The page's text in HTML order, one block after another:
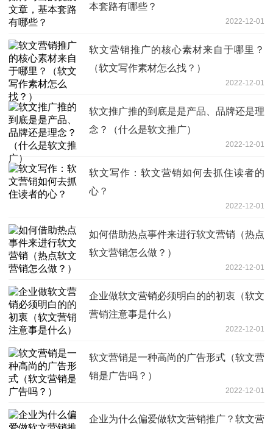
本套路有哪些？
2022-12-01
软文营销推广的核心素材来自于哪里？
（软文写作素材怎么找？）
2022-12-01
软文推广推的到底是是产品、品牌还是理
念？（什么是软文推广）
2022-12-01
软文写作：软文营销如何去抓住读者的
心？
2022-12-01
如何借助热点事件来进行软文营销（热点
软文营销怎么做？）
2022-12-01
企业做软文营销必须明白的的初衷（软文
营销注意事是什么）
2022-12-01
软文营销是一种高尚的广告形式（软文营
销是广告吗？）
2022-12-01
企业为什么偏爱做软文营销推广？软文营